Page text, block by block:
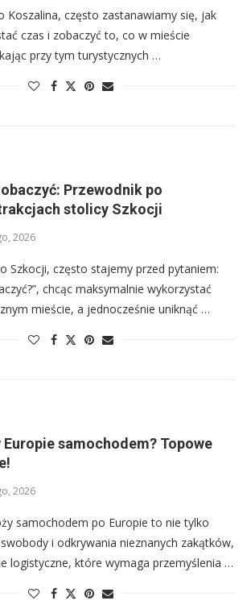
Koszalina, często zastanawiamy się, jak
czas i zobaczyć to, co w mieście
przy tym turystycznych …
Przewodnik po
stolicy Szkocji
2026
Szkocji, często stajemy przed pytaniem:
chcąc maksymalnie wykorzystać
mieście, a jednocześnie uniknąć …
samochodem? Topowe
2026
samochodem po Europie to nie tylko
i odkrywania nieznanych zakątków,
logistyczne, które wymaga przemyślenia …